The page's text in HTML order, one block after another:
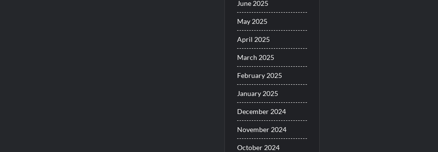
June 2025
May 2025
April 2025
March 2025
February 2025
January 2025
December 2024
November 2024
October 2024